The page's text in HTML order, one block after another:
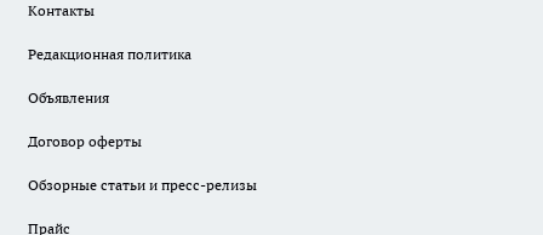
Контакты
Редакционная политика
Объявления
Договор оферты
Обзорные статьи и пресс-релизы
Прайс